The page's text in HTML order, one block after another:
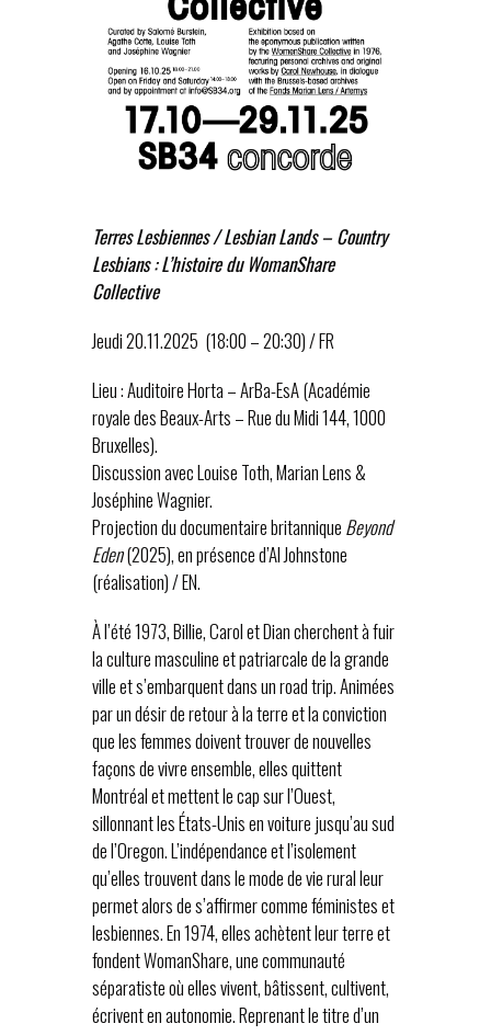
Terres Lesbiennes / Lesbian Lands – Country
Lesbians : L’histoire du WomanShare
Collective
Jeudi 20.11.2025 (18:00 – 20:30) / FR
Lieu : Auditoire Horta – ArBa-EsA (Académie
royale des Beaux-Arts – Rue du Midi 144, 1000
Bruxelles).
Discussion avec Louise Toth, Marian Lens &
Joséphine Wagnier.
Projection du documentaire britannique Beyond
Eden(2025), en présence d’Al Johnstone
(réalisation) / EN.
À l’été 1973, Billie, Carol et Dian cherchent à fuir
la culture masculine et patriarcale de la grande
ville et s’embarquent dans un road trip. Animées
par un désir de retour à la terre et la conviction
que les femmes doivent trouver de nouvelles
façons de vivre ensemble, elles quittent
Montréal et mettent le cap sur l’Ouest,
sillonnant les États-Unis en voiture jusqu’au sud
de l’Oregon. L’indépendance et l’isolement
qu’elles trouvent dans le mode de vie rural leur
permet alors de s’affirmer comme féministes et
lesbiennes. En 1974, elles achètent leur terre et
fondent WomanShare, une communauté
séparatiste où elles vivent, bâtissent, cultivent,
écrivent en autonomie. Reprenant le titre d’un